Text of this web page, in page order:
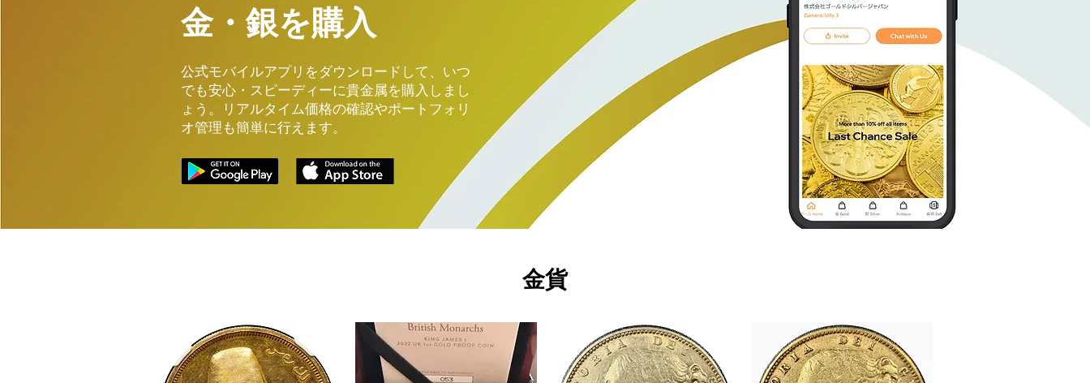
金・銀を購入
公式モバイルアプリをダウンロードして、いつ
でも安心・スピーディーに貴金属を購入しまし
ょう。リアルタイム価格の確認やポートフォリ
オ管理も簡単に行えます。
金貨